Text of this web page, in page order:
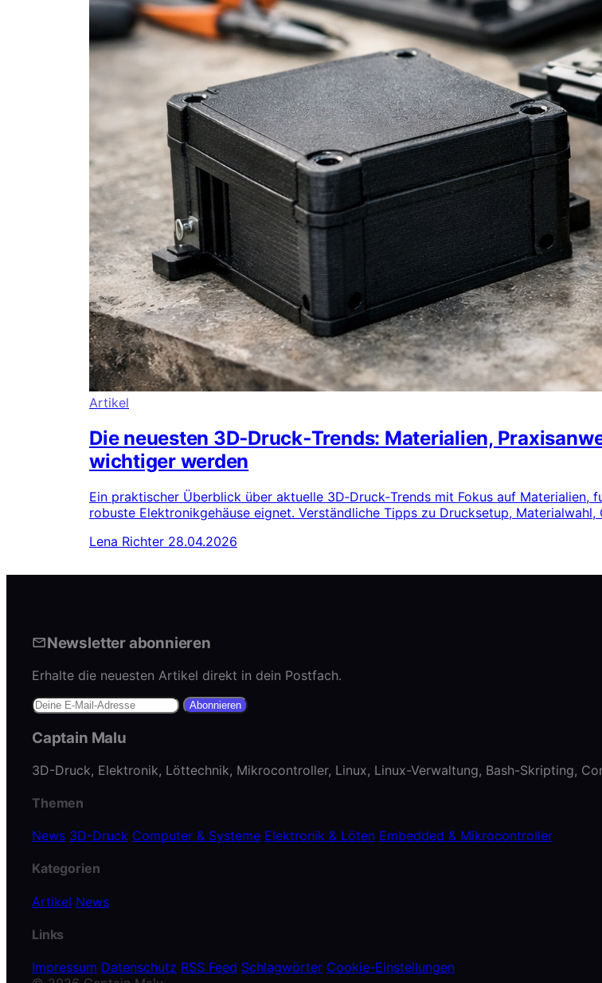
Artikel
Die neuesten 3D‑Druck‑Trends: Materialien,
wichtiger werden
Ein praktischer Überblick über aktuelle 3D‑Druck‑Trends mit Fokus auf
robuste Elektronikgehäuse eignet. Verständliche Tipps zu Drucksetup, Materialwahl,
Lena Richter 28.04.2026
Newsletter abonnieren
Erhalte die neuesten Artikel direkt in dein Postfach.
Abonnieren
Captain Malu
3D-Druck, Elektronik, Löttechnik, Mikrocontroller, Linux, Linux-Verwaltung, Bash-Skripting,
Themen
News 3D-Druck Computer & Systeme Elektronik & Löten Embedded & Mikrocontroller
Kategorien
Artikel News
Links
Impressum Datenschutz RSS Feed Schlagwörter Cookie-Einstellungen